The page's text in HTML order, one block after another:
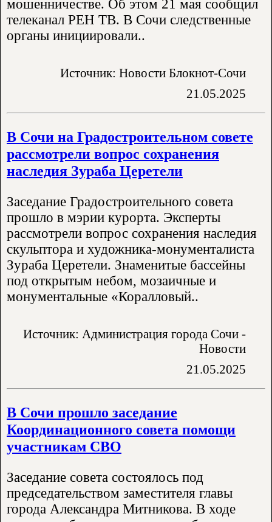
мошенничестве. Об этом 21 мая сообщил
телеканал РЕН ТВ. В Сочи следственные
органы инициировали..
Источник: Новости Блокнот-Сочи
21.05.2025
В Сочи на Градостроительном совете
рассмотрели вопрос сохранения
наследия Зураба Церетели
Заседание Градостроительного совета
прошло в мэрии курорта. Эксперты
рассмотрели вопрос сохранения наследия
скульптора и художника-монументалиста
Зураба Церетели. Знаменитые бассейны
под открытым небом, мозаичные и
монументальные «Коралловый..
Источник: Администрация города Сочи -
Новости
21.05.2025
В Сочи прошло заседание
Координационного совета помощи
участникам СВО
Заседание совета состоялось под
председательством заместителя главы
города Александра Митникова. В ходе